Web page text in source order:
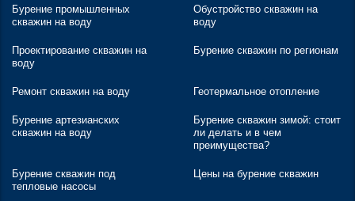
Бурение промышленных
скважин на воду
Обустройство скважин на
воду
Проектирование скважин на
воду
Бурение скважин по регионам
Ремонт скважин на воду Геотермальное отопление
Бурение артезианских
скважин на воду
Бурение скважин зимой: стоит
ли делать и в чем
преимущества?
Бурение скважин под
тепловые насосы
Цены на бурение скважин